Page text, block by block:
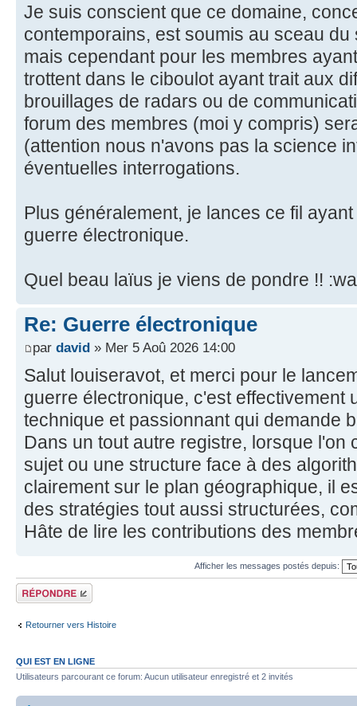
Je suis conscient que ce domaine,
contemporains, est soumis au sceau
mais cependant pour les membres
trottent dans le ciboulot ayant trait aux
brouillages de radars ou de
forum des membres (moi y compris)
(attention nous n'avons pas la science
éventuelles interrogations.
Plus généralement, je lances ce fil
guerre électronique.
Quel beau laïus je viens de pondre !!
Re: Guerre électronique
par david » Mer 5 Aoû 2026 14:00
Salut louiseravot, et merci pour le
guerre électronique, c'est effectivement
technique et passionnant qui demande
Dans un tout autre registre, lorsque l'on
sujet ou une structure face à des
clairement sur le plan géographique, il
des stratégies tout aussi structurées,
Hâte de lire les contributions des
Afficher les messages postés depuis:
Répondre
Retourner vers Histoire
QUI EST EN LIGNE
Utilisateurs parcourant ce forum: Aucun utilisateur enregistré et 2 invités